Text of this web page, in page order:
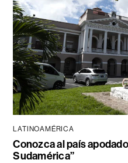
LATINOAMÉRICA
Conozca al país
Sudamérica”